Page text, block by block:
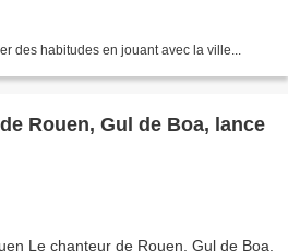
des habitudes en jouant avec la ville...
Rouen, Gul de Boa, lance